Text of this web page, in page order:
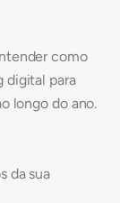
como
digital para
longo do ano.
da sua